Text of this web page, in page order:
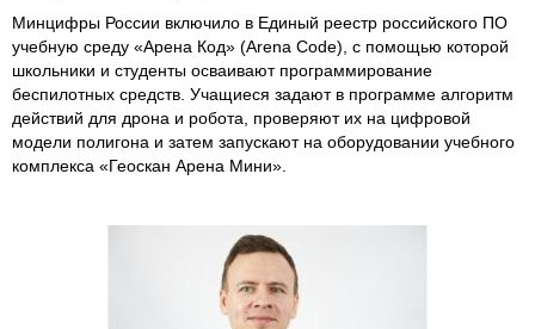
Минцифры России включило в Единый реестр российского ПО
учебную среду «Арена Код» (Arena Code), с помощью которой
школьники и студенты осваивают программирование
беспилотных средств. Учащиеся задают в программе алгоритм
действий для дрона и робота, проверяют их на цифровой
модели полигона и затем запускают на оборудовании учебного
комплекса «Геоскан Арена Мини».